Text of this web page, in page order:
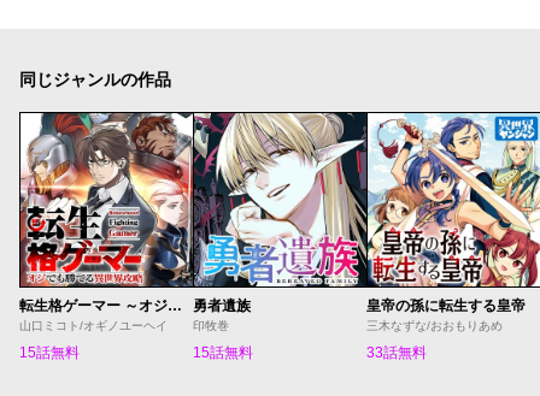
同じジャンルの作品
転生格ゲーマー ～オジでも勝てる異世界攻略～
山口ミコト/オギノユーヘイ
15話無料
勇者遺族
印牧巻
15話無料
皇帝の孫に転生する皇帝
三木なずな/おおもりあめ
33話無料